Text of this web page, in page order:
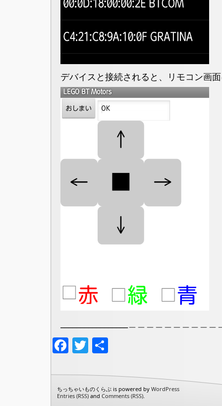
デバイスと接続されると、リモコン画
Facebook
Twitter
共
ちっちゃいものくらぶ is powered by WordPress
Entries (RSS)and Comments (RSS).